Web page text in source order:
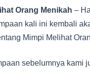
Orang Menikah –
kali ini kembali
Mimpi Melihat
sebelumnya kami